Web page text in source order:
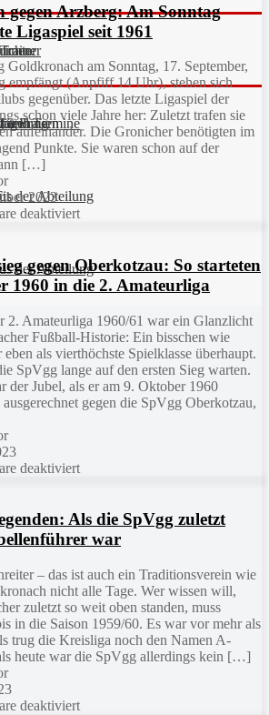
und Termine
Frauen
der Abteilung
der Abteilung
gegen Arzberg: Am Sonntag
Ligaspiel seit 1961
Goldkronach am Sonntag, 17. September,
empfängt (Anpfiff 14 Uhr), stehen sich
gegenüber. Das letzte Ligaspiel der
schon viele Jahre her: Zuletzt trafen sie
aufeinander. Die Gronicher benötigten im
Punkte. Sie waren schon auf der
[…]
2023
deaktiviert
gegen Oberkotzau: So starteten
1960 in die 2. Amateurliga
2. Amateurliga 1960/61 war ein Glanzlicht
Fußball-Historie: Ein bisschen wie
als vierthöchste Spielklasse überhaupt.
SpVgg lange auf den ersten Sieg warten.
der Jubel, als er am 9. Oktober 1960
gegen die SpVgg Oberkotzau,
deaktiviert
Als die SpVgg zuletzt
war
– das ist auch ein Traditionsverein wie
nicht alle Tage. Wer wissen will,
zuletzt so weit oben standen, muss
in die Saison 1959/60. Es war vor mehr als
trug die Kreisliga noch den Namen A-
heute war die SpVgg allerdings kein […]
deaktiviert